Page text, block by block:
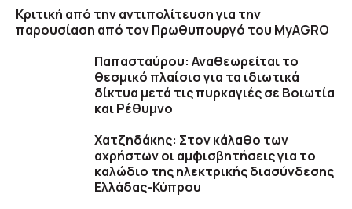
Κριτική από την αντιπολίτευση για την
παρουσίαση από τον Πρωθυπουργό του MyAGRO
Παπασταύρου: Αναθεωρείται το
θεσμικό πλαίσιο για τα ιδιωτικά
δίκτυα μετά τις πυρκαγιές σε Βοιωτία
και Ρέθυμνο
Χατζηδάκης: Στον κάλαθο των
αχρήστων οι αμφισβητήσεις για το
καλώδιο της ηλεκτρικής διασύνδεσης
Ελλάδας-Κύπρου